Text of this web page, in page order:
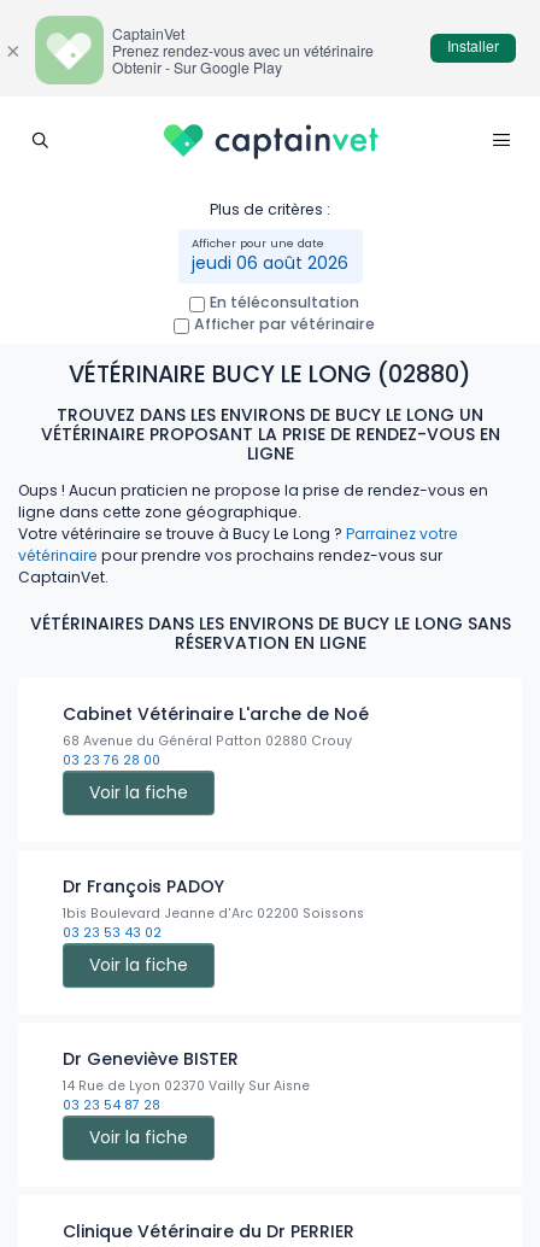
Plus de critères :
jeudi 06 août 2026
En téléconsultation
Afficher par vétérinaire
VÉTÉRINAIRE BUCY LE LONG (02880)
TROUVEZ DANS LES ENVIRONS DE BUCY LE LONG UN
VÉTÉRINAIRE PROPOSANT LA PRISE DE RENDEZ-VOUS EN
LIGNE
Oups ! Aucun praticien ne propose la prise de rendez-vous en
ligne dans cette zone géographique.
Votre vétérinaire se trouve à Bucy Le Long ? Parrainez votre
vétérinaire pour prendre vos prochains rendez-vous sur
CaptainVet.
VÉTÉRINAIRES DANS LES ENVIRONS DE BUCY LE LONG SANS
RÉSERVATION EN LIGNE
Cabinet Vétérinaire L'arche de Noé
68 Avenue du Général Patton 02880 Crouy
03 23 76 28 00
Voir la fiche
Dr François PADOY
1bis Boulevard Jeanne d'Arc 02200 Soissons
03 23 53 43 02
Voir la fiche
Dr Geneviève BISTER
14 Rue de Lyon 02370 Vailly Sur Aisne
03 23 54 87 28
Voir la fiche
Clinique Vétérinaire du Dr PERRIER
×
CaptainVet
Prenez rendez-vous avec un vétérinaire
Obtenir - Sur Google Play
Installer